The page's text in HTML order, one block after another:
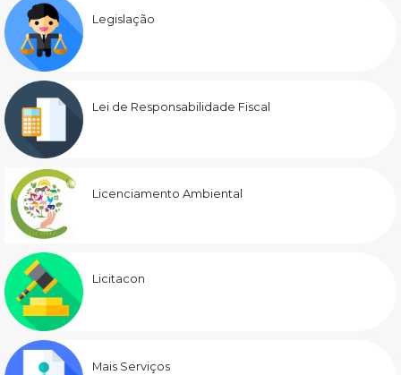
Legislação
Lei de Responsabilidade Fiscal
Licenciamento Ambiental
Licitacon
Mais Serviços